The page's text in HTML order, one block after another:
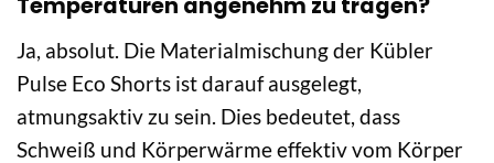
Temperaturen angenehm zu tragen?
Ja, absolut. Die Materialmischung der Kübler
Pulse Eco Shorts ist darauf ausgelegt,
atmungsaktiv zu sein. Dies bedeutet, dass
Schweiß und Körperwärme effektiv vom Körper